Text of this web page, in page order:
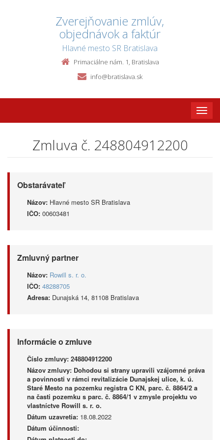
Zverejňovanie zmlúv,
objednávok a faktúr
Hlavné mesto SR Bratislava
Primaciálne nám. 1, Bratislava
info@bratislava.sk
Toggle
Zmluva č. 248804912200
Obstarávateľ
Názov: Hlavné mesto SR Bratislava
IČO: 00603481
Zmluvný partner
Názov: Rowill s. r. o.
IČO: 48288705
Adresa: Dunajská 14, 81108 Bratislava
Informácie o zmluve
Číslo zmluvy: 248804912200
Názov zmluvy: Dohodou si strany upravili vzájomné práva
a povinnosti v rámci revitalizácie Dunajskej ulice, k. ú.
Staré Mesto na pozemku registra C KN, parc. č. 8864/2 a
na časti pozemku s parc. č. 8864/1 v zmysle projektu vo
vlastníctve Rowill s. r. o.
Dátum uzavretia: 18.08.2022
Dátum účinnosti: